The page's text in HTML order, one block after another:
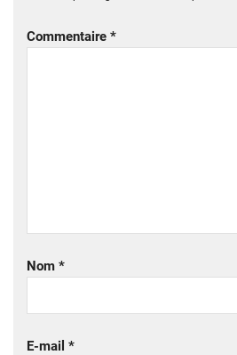
Commentaire *
Nom *
E-mail *